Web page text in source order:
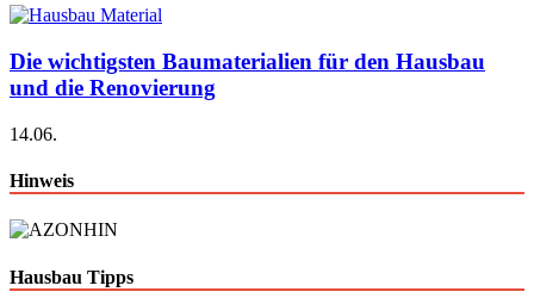
Die wichtigsten Baumaterialien für den Hausbau
und die Renovierung
14.06.
Hinweis
Hausbau Tipps